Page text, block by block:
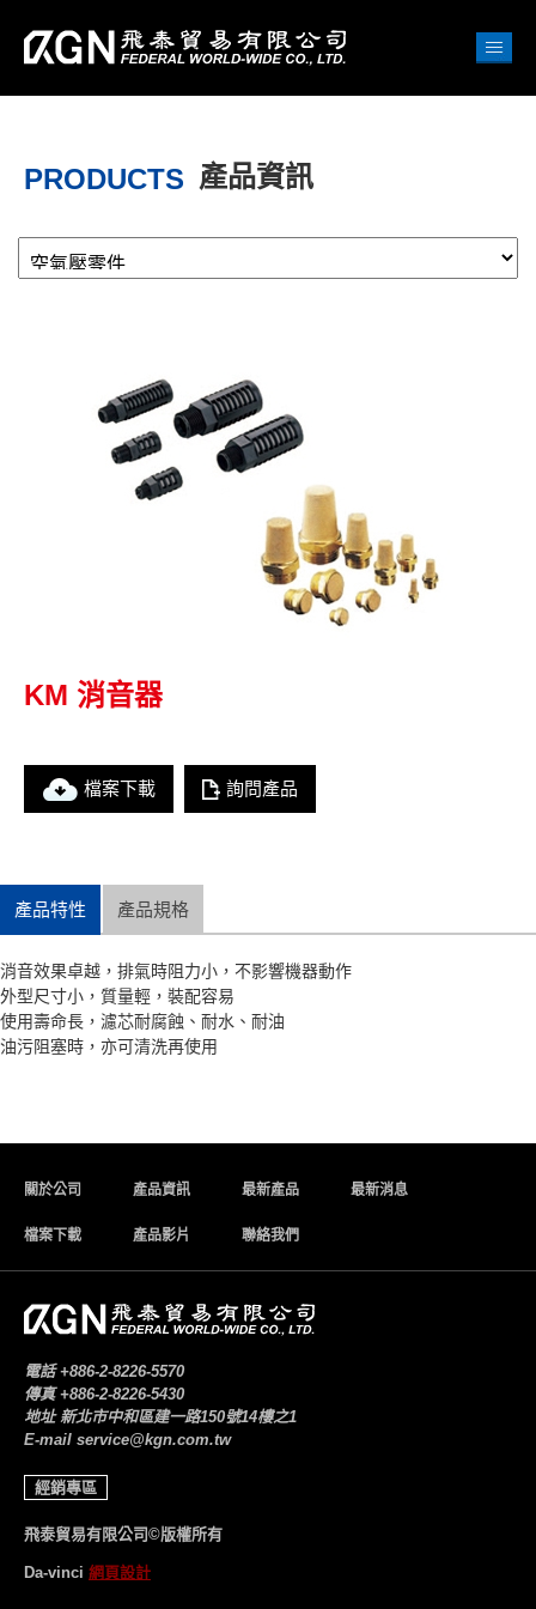
PRODUCTS 產品資訊
KM 消音器
檔案下載 詢問產品
產品特性 產品規格
消音效果卓越，排氣時阻力小，不影響機器動作
外型尺寸小，質量輕，裝配容易
使用壽命長，濾芯耐腐蝕、耐水、耐油
油污阻塞時，亦可清洗再使用
關於公司 產品資訊 最新產品 最新消息
檔案下載 產品影片 聯絡我們
電話 +886-2-8226-5570
傳真 +886-2-8226-5430
地址 新北市中和區建一路150號14樓之1
E-mail service@kgn.com.tw
經銷專區
飛泰貿易有限公司©版權所有
Da-vinci 網頁設計